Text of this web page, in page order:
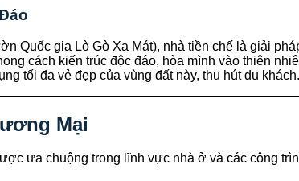
Quốc gia Lò Gò Xa Mát), nhà tiền chế là giải
cách kiến trúc độc đáo, hòa mình vào thiên
tối đa vẻ đẹp của vùng đất này, thu hút du khách.
Mại
ưa chuộng trong lĩnh vực nhà ở và các công